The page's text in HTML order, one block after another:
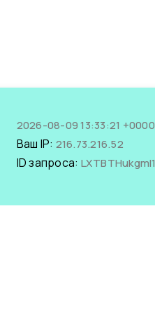
2026-08-09 13:33:21 +0000
Ваш IP: 216.73.216.52
ID запроса: LXTBTHukgmI1